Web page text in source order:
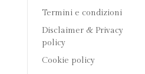
Termini e condizioni
Disclaimer & Privacy
policy
Cookie policy